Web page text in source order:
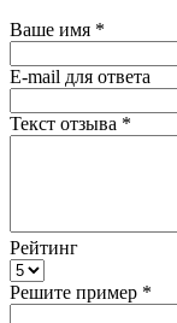
Ваше имя *
E-mail для ответа
Текст отзыва *
Рейтинг
Решите пример *